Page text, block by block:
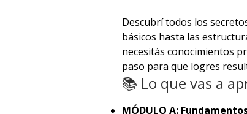
Descubrí todos los
básicos hasta las
necesitás conocimientos
paso para que logres
📚 Lo que vas a
MÓDULO A: